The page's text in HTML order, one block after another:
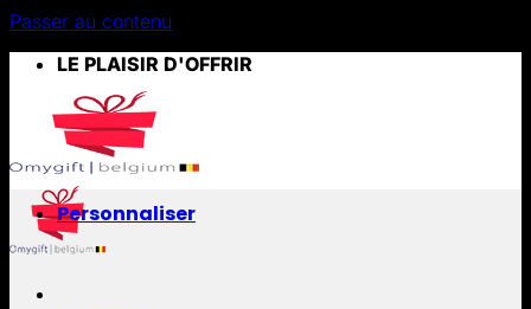
Passer au contenu
LE PLAISIR D'OFFRIR
Personnaliser